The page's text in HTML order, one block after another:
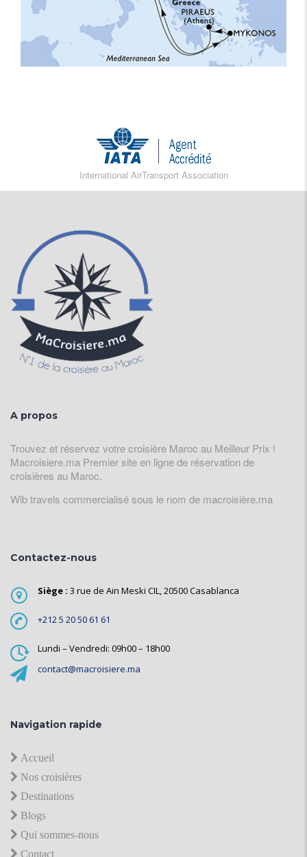
International AirTransport Association
A propos
Trouvez et réservez votre croisière Maroc au Meilleur Prix !
Macroisiere.ma Premier site en ligne de réservation de
croisières au Maroc.
Wib travels commercialisé sous le nom de macroisière.ma
Contactez-nous
Siège : 3 rue de Ain Meski CIL, 20500 Casablanca
+212 5 20 50 61 61
Lundi – Vendredi: 09h00 – 18h00
contact@macroisiere.ma
Navigation rapide
Accueil
Nos croisières
Destinations
Blogs
Qui sommes-nous
Contact